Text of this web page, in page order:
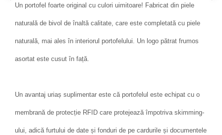
Un portofel foarte original cu culori uimitoare! Fabricat din piele
naturală de bivol de înaltă calitate, care este completată cu piele
naturală, mai ales în interiorul portofelului. Un logo pătrat frumos
asortat este cusut în față.
Un avantaj uriaș suplimentar este că portofelul este echipat cu o
membrană de protecție RFID care protejează împotriva skimming-
ului, adică furtului de date și fonduri de pe cardurile și documentele